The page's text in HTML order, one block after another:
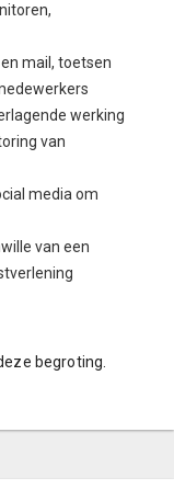
mail, toetsen
werking
van
media om
van een
begroting.